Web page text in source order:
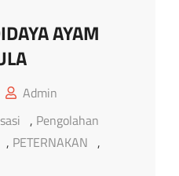
AYAM
Admin
, Pengolahan
, PETERNAKAN ,